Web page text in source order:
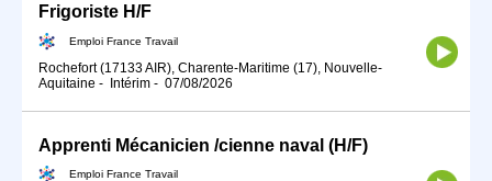
Frigoriste H/F
Emploi France Travail
Rochefort (17133 AIR), Charente-Maritime (17), Nouvelle-
Aquitaine - Intérim - 07/08/2026
Apprenti Mécanicien /cienne naval (H/F)
Emploi France Travail